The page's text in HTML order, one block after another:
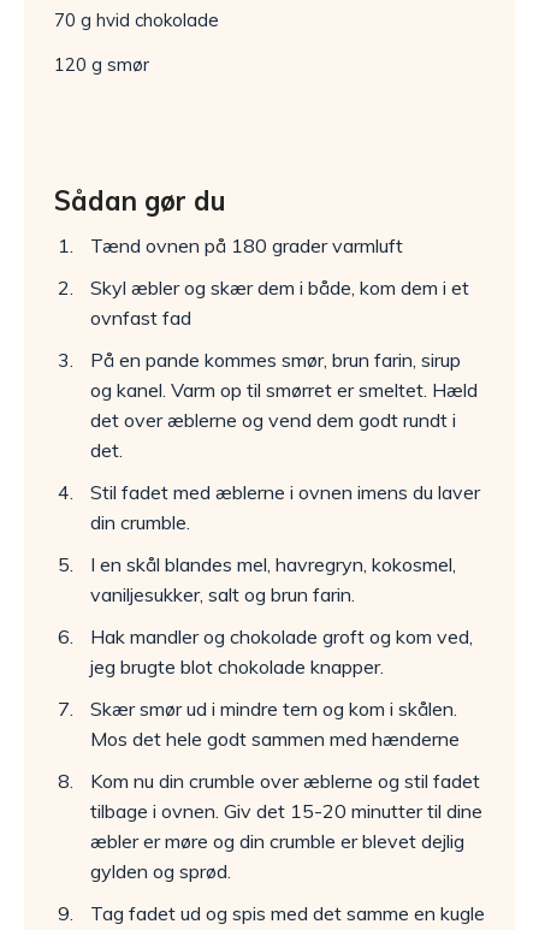
70 g hvid chokolade
120 g smør
Sådan gør du
Tænd ovnen på 180 grader varmluft
Skyl æbler og skær dem i både, kom dem i et
ovnfast fad
På en pande kommes smør, brun farin, sirup
og kanel. Varm op til smørret er smeltet. Hæld
det over æblerne og vend dem godt rundt i
det.
Stil fadet med æblerne i ovnen imens du laver
din crumble.
I en skål blandes mel, havregryn, kokosmel,
vaniljesukker, salt og brun farin.
Hak mandler og chokolade groft og kom ved,
jeg brugte blot chokolade knapper.
Skær smør ud i mindre tern og kom i skålen.
Mos det hele godt sammen med hænderne
Kom nu din crumble over æblerne og stil fadet
tilbage i ovnen. Giv det 15-20 minutter til dine
æbler er møre og din crumble er blevet dejlig
gylden og sprød.
Tag fadet ud og spis med det samme en kugle